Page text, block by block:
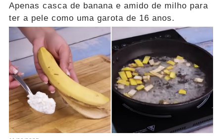
Apenas casca de banana e amido de milho para
ter a pele como uma garota de 16 anos.